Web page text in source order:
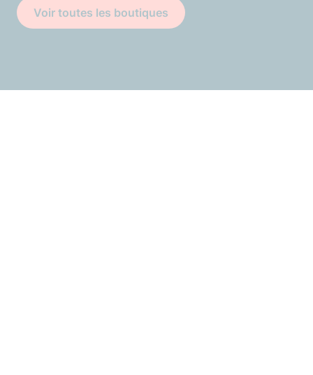
Voir toutes les boutiques